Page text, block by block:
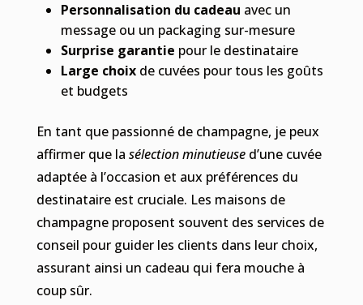
Personnalisation du cadeau avec un
message ou un packaging sur-mesure
Surprise garantie pour le destinataire
Large choix de cuvées pour tous les goûts
et budgets
En tant que passionné de champagne, je peux
affirmer que la sélection minutieused’une cuvée
adaptée à l’occasion et aux préférences du
destinataire est cruciale. Les maisons de
champagne proposent souvent des services de
conseil pour guider les clients dans leur choix,
assurant ainsi un cadeau qui fera mouche à
coup sûr.